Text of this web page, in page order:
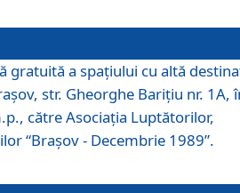
gratuită a spaţiului cu altă
str. Gheorghe Bariţiu nr. 1A,
către Asociaţia Luptătorilor,
“Braşov - Decembrie 1989”.